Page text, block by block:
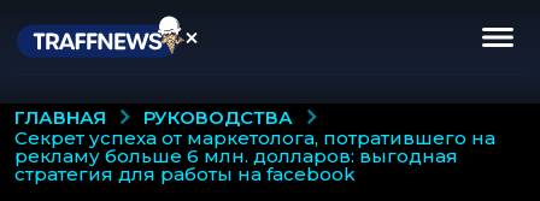
ГЛАВНАЯ
РУКОВОДСТВА
секрет успеха от маркетолога, потратившего на
рекламу больше 6 млн. долларов: выгодная
стратегия для работы на facebook